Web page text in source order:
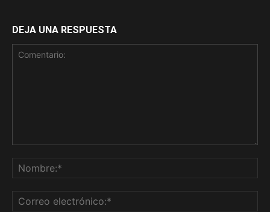
DEJA UNA RESPUESTA